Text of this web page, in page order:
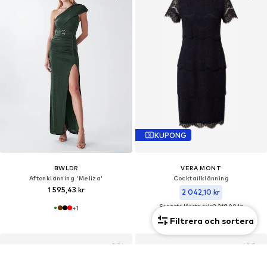
BWLDR
Aftonklänning 'Meliza'
1 595,43 kr
+1
KUPONG
VERA MONT
Cocktailklänning
2 042,10 kr
Senaste lägsta pris:2 269,00 kr
Filtrera och sortera